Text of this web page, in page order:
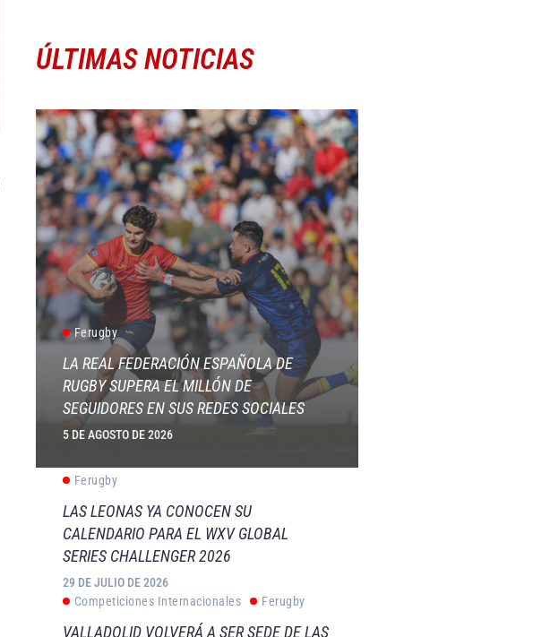
ÚLTIMAS NOTICIAS
Ferugby
LA REAL FEDERACIÓN ESPAÑOLA DE
RUGBY SUPERA EL MILLÓN DE
SEGUIDORES EN SUS REDES SOCIALES
5 DE AGOSTO DE 2026
Ferugby
LAS LEONAS YA CONOCEN SU
CALENDARIO PARA EL WXV GLOBAL
SERIES CHALLENGER 2026
29 DE JULIO DE 2026
Competiciones Internacionales
Ferugby
VALLADOLID VOLVERÁ A SER SEDE DE LAS